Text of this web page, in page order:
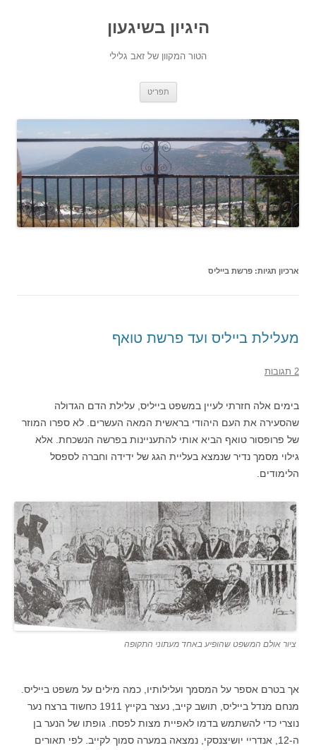
היגיון בשיגעון
הטור המקוון של זאב גלילי
תפריט
ארכיון תגיות: פרשת בייליס
מעלילת בייליס ועד פרשת טואף
2 תגובות
בימים אלה חזרתי לעיין במשפט בייליס, עלילת הדם הגדולה
שהסעירה את העם היהודי בראשית המאה העשרים. לא ספרו המוזר
של פרופסור טואף הביא אותי להתעניינות בפרשה הנשכחת. אלא
גילוי מסמך נדיר שנמצא בעליית הגג של ידידה וחברה לספסל
הלימודים.
ציור אולם המשפט שהופיע באחד מעתוני התקופה
אך בטרם אספר על המסמך ועלילותיו, כמה מילים על משפט בייליס.
מנחם מנדל בייליס, תושב קייב, נעצר בקייץ 1911 כחשוד ברצח נער
נוצרי כדי להשתמש בדמו לאפיית מצות לפסח. גופתו של הנער בן
ה-12, אנדריי יושיצנסקי, נמצאה במערה סמוך לקייב. לפי תאורים